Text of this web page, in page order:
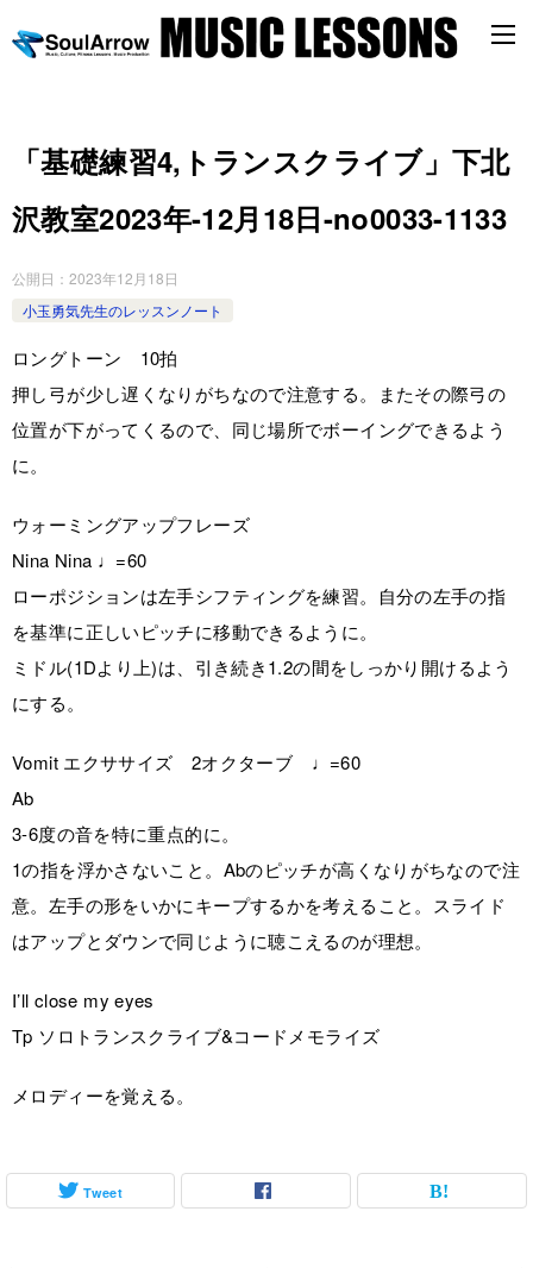
「基礎練習4,トランスクライブ」下北
沢教室2023年-12月18日-no0033-1133
公開日： 2023年12月18日
小玉勇気先生のレッスンノート
ロングトーン 10拍
押し弓が少し遅くなりがちなので注意する。またその際弓の
位置が下がってくるので、同じ場所でボーイングできるよう
に。
ウォーミングアップフレーズ
Nina Nina ♩=60
ローポジションは左手シフティングを練習。自分の左手の指
を基準に正しいピッチに移動できるように。
ミドル(1Dより上)は、引き続き1.2の間をしっかり開けるよう
にする。
Vomit エクササイズ 2オクターブ ♩=60
Ab
3-6度の音を特に重点的に。
1の指を浮かさないこと。Abのピッチが高くなりがちなので注
意。左手の形をいかにキープするかを考えること。スライド
はアップとダウンで同じように聴こえるのが理想。
I’ll close my eyes
Tp ソロトランスクライブ&コードメモライズ
メロディーを覚える。
Tweet